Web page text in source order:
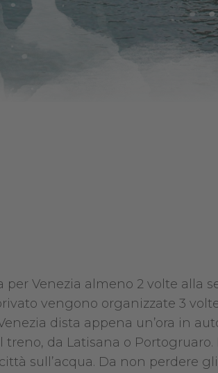
Venezia almeno 2 volte alla
vengono organizzate 3
dista appena un’ora in
da Latisana o Portogruaro.
sull’acqua. Da non perdere